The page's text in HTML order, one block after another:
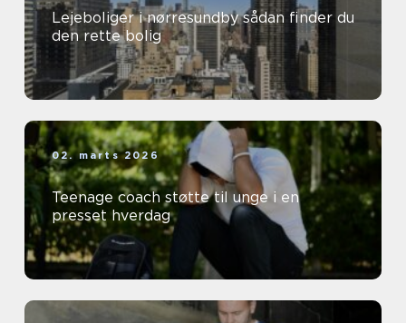
Lejeboliger i nørresundby sådan finder du
den rette bolig
02. marts 2026
Teenage coach støtte til unge i en
presset hverdag